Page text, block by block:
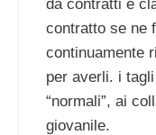
da contratti e
contratto se ne
continuamente
per averli. i
“normali”, ai
giovanile.